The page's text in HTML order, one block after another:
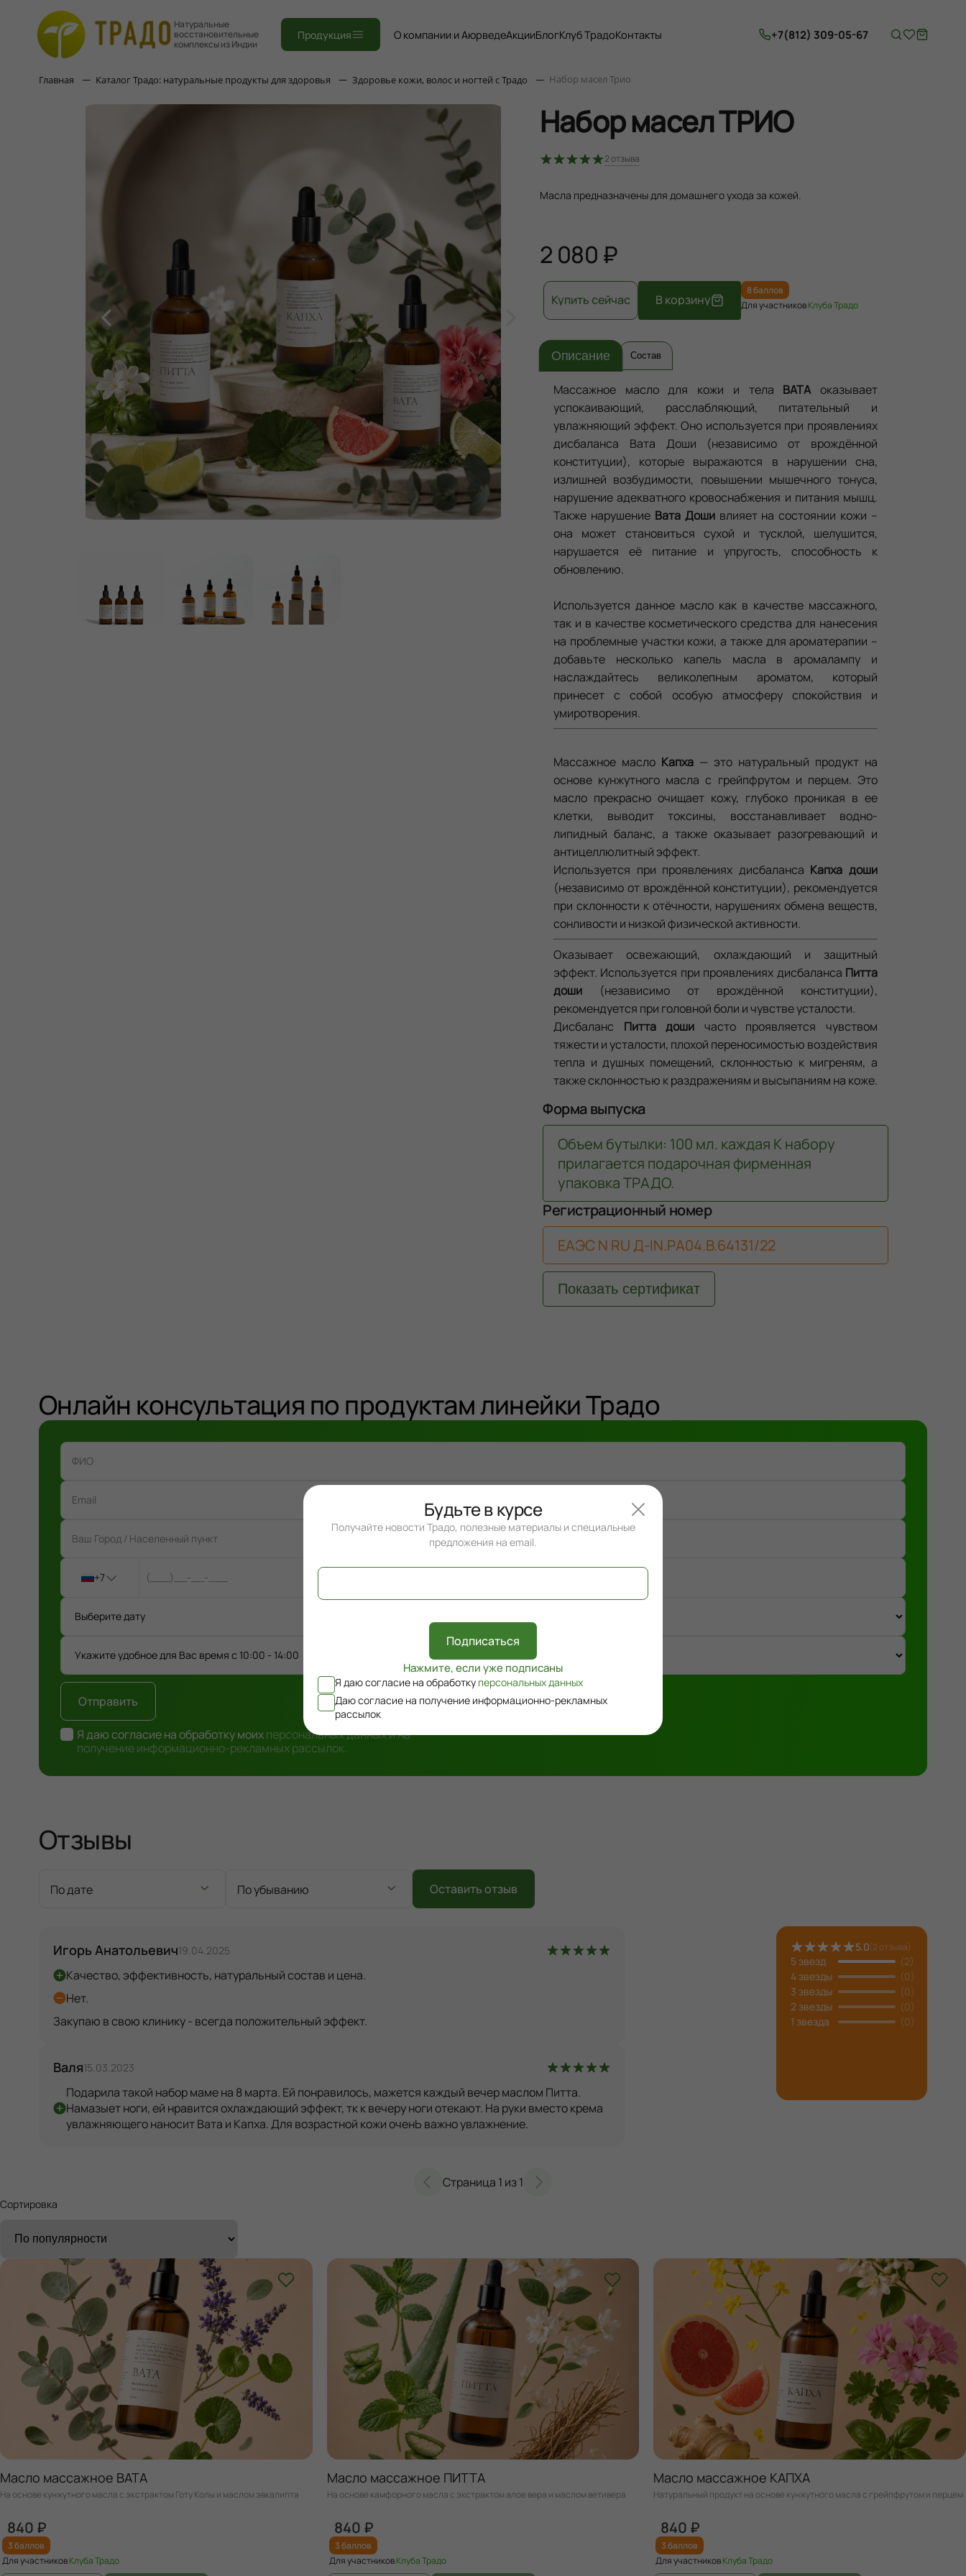
Натуральные
восстановительные
комплексы из Индии
Продукция О компании и АюрведеАкцииБлогКлуб ТрадоКонтакты +7(812) 309-05-67
Главная Каталог Традо: натуральные продукты для здоровья Здоровье кожи, волос и ногтей с Традо Набор масел Трио
Набор масел ТРИО
2отзыва
Масла предназначены для домашнего ухода за кожей.
2 080 ₽
8 баллов
Для участниковКлуба Традо
Описание Состав
Массажное масло для кожи и тела ВАТАоказывает
успокаивающий, расслабляющий, питательный и
увлажняющий эффект. Оно используется при проявлениях
дисбаланса Вата Доши (независимо от врождённой
конституции), которые выражаются в нарушении сна,
излишней возбудимости, повышении мышечного тонуса,
нарушение адекватного кровоснабжения и питания мышц.
Также нарушение Вата Дошивлияет на состоянии кожи –
она может становиться сухой и тусклой, шелушится,
нарушается её питание и упругость, способность к
обновлению.
Используется данное масло как в качестве массажного,
так и в качестве косметического средства для нанесения
на проблемные участки кожи, а также для ароматерапии –
добавьте несколько капель масла в аромалампу и
наслаждайтесь великолепным ароматом, который
принесет с собой особую атмосферу спокойствия и
умиротворения.
Массажное масло Капха — это натуральный продукт на
основе кунжутного масла с грейпфрутом и перцем. Это
масло прекрасно очищает кожу, глубоко проникая в ее
клетки, выводит токсины, восстанавливает водно-
липидный баланс, а также оказывает разогревающий и
антицеллюлитный эффект.
Используется при проявлениях дисбаланса Капха доши
(независимо от врождённой конституции), рекомендуется
при склонности к отёчности, нарушениях обмена веществ,
сонливости и низкой физической активности.
Оказывает освежающий, охлаждающий и защитный
эффект. Используется при проявлениях дисбаланса Питта
доши (независимо от врождённой конституции),
рекомендуется при головной боли и чувстве усталости.
Дисбаланс Питта доши часто проявляется чувством
тяжести и усталости, плохой переносимостью воздействия
тепла и душных помещений, склонностью к мигреням, а
также склонностью к раздражениям и высыпаниям на коже.
Форма выпуска
Объем бутылки: 100 мл. каждая К набору
прилагается подарочная фирменная
упаковка ТРАДО.
Регистрационный номер
ЕАЭС N RU Д-IN.РА04.В.64131/22
Показать сертификат
Онлайн консультация по продуктам линейки Традо
+7
Отправить
Я даю согласие на обработку моихперсональных данных и на
получение информационно-рекламных рассылок.
Отзывы
По дате По убыванию Оставить отзыв
Игорь Анатольевич19.04.2025
Качество, эффективность, натуральный состав и цена.
Нет.
Закупаю в свою клинику - всегда положительный эффект.
Валя15.03.2023
Подарила такой набор маме на 8 марта. Ей понравилось, мажется каждый вечер маслом Питта.
Намазыет ноги, ей нравится охлаждающий эффект, тк к вечеру ноги отекают. На руки вместо крема
увлажняющего наносит Вата и Капха. Для возрастной кожи оченЬ важно увлажнение.
5.0(2отзыва)
5 звезд
(2)
4 звезды
(0)
3 звезды
(0)
2 звезды
(0)
1 звезда
(0)
Страница 1 из1
Сортировка
Масло массажное ВАТА
На основе кунжутного масла с экстрактом Готу Колы и маслом эвкалипта
840 ₽
3 баллов
Для участниковКлуба Традо
Масло массажное ПИТТА
На основе камфорного масла с экстрактом алое вера и маслом ветивера
840 ₽
3 баллов
Для участниковКлуба Традо
Масло массажное КАПХА
Натуральный продукт на основе кунжутного масла с грейпфрутом и перцем
840 ₽
3 баллов
Для участниковКлуба Традо
Будьте в курсе
Получайте новости Традо, полезные материалы и специальные
предложения на email.
Подписаться
Нажмите, если уже подписаны
Я даю согласие на обработку персональных данных
Даю согласие на получение информационно-рекламных
рассылок